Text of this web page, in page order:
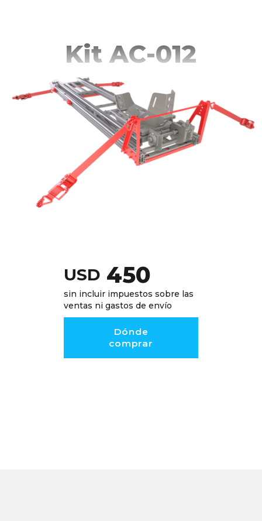
Kit AC-012
USD 450
sin incluir impuestos sobre las
ventas ni gastos de envío
Dónde
comprar